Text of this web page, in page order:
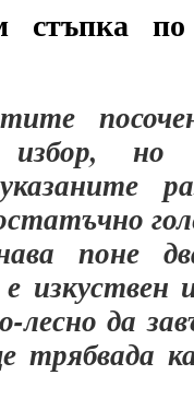
стъпка по
но
поне
изкуствен
да
трябвада